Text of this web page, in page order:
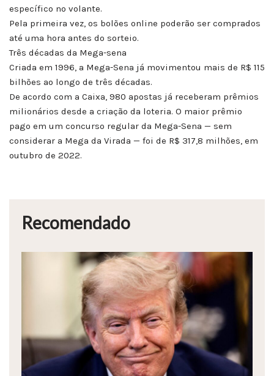
específico no volante.
Pela primeira vez, os bolões online poderão ser comprados
até uma hora antes do sorteio.
Três décadas da Mega-sena
Criada em 1996, a Mega-Sena já movimentou mais de R$ 115
bilhões ao longo de três décadas.
De acordo com a Caixa, 980 apostas já receberam prêmios
milionários desde a criação da loteria. O maior prêmio
pago em um concurso regular da Mega-Sena — sem
considerar a Mega da Virada — foi de R$ 317,8 milhões, em
outubro de 2022.
Recomendado